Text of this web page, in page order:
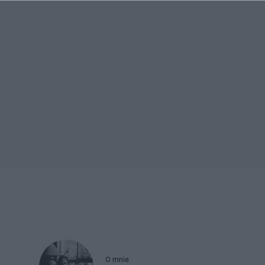
O mnie